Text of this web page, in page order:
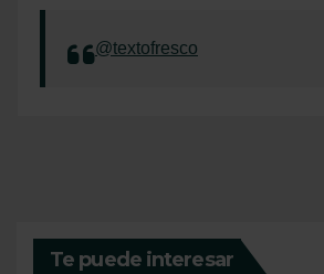
@textofresco
Te puede interesar